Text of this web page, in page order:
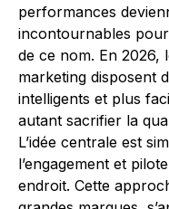
performances
incontournables
de ce nom. En 2026,
marketing disposent
intelligents et plus
autant sacrifier la
L’idée centrale est
l’engagement et
endroit. Cette